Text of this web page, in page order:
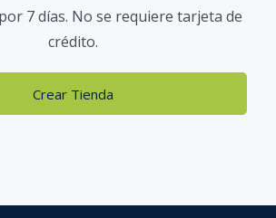
7 días. No se requiere tarjeta de
crédito.
Crear Tienda